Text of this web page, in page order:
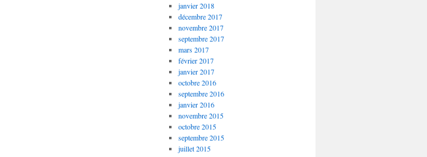
janvier 2018
décembre 2017
novembre 2017
septembre 2017
mars 2017
février 2017
janvier 2017
octobre 2016
septembre 2016
janvier 2016
novembre 2015
octobre 2015
septembre 2015
juillet 2015